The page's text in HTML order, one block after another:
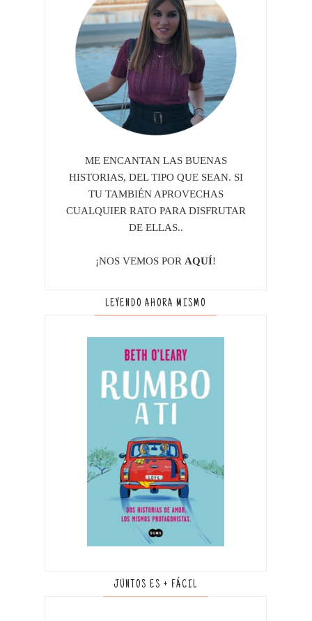
ME ENCANTAN LAS BUENAS
HISTORIAS, DEL TIPO QUE SEAN. SI
TU TAMBIÉN APROVECHAS
CUALQUIER RATO PARA DISFRUTAR
DE ELLAS..
¡NOS VEMOS POR AQUÍ!
LEYENDO AHORA MISMO
JUNTOS ES + FÁCIL